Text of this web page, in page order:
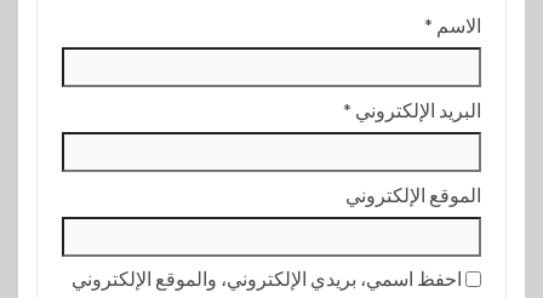
الاسم *
البريد الإلكتروني *
الموقع الإلكتروني
احفظ اسمي، بريدي الإلكتروني، والموقع الإلكتروني